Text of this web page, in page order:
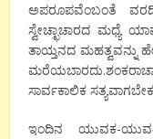
ಅಪರೂಪವೆಂಬಂತೆ
ಸ್ವೇಚ್ಛಾಚಾರದ ಮಧ್ಯೆ
ತಾಯ್ತನದ ಮಹತ್ವವನ್ನು
ಸಾರ್ವಕಾಲಿಕ
ಇಂದಿನ ಯುವಕ-